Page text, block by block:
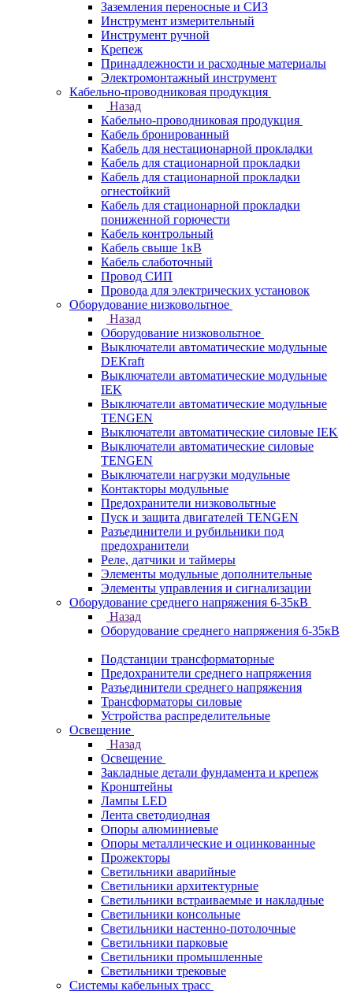
Заземления переносные и СИЗ
Инструмент измерительный
Инструмент ручной
Крепеж
Принадлежности и расходные материалы
Электромонтажный инструмент
Кабельно-проводниковая продукция
Назад
Кабельно-проводниковая продукция
Кабель бронированный
Кабель для нестационарной прокладки
Кабель для стационарной прокладки
Кабель для стационарной прокладки
огнестойкий
Кабель для стационарной прокладки
пониженной горючести
Кабель контрольный
Кабель свыше 1кВ
Кабель слаботочный
Провод СИП
Провода для электрических установок
Оборудование низковольтное
Назад
Оборудование низковольтное
Выключатели автоматические модульные
DEKraft
Выключатели автоматические модульные
IEK
Выключатели автоматические модульные
TENGEN
Выключатели автоматические силовые IEK
Выключатели автоматические силовые
TENGEN
Выключатели нагрузки модульные
Контакторы модульные
Предохранители низковольтные
Пуск и защита двигателей TENGEN
Разъединители и рубильники под
предохранители
Реле, датчики и таймеры
Элементы модульные дополнительные
Элементы управления и сигнализации
Оборудование среднего напряжения 6-35кВ
Назад
Оборудование среднего напряжения 6-35кВ
Подстанции трансформаторные
Предохранители среднего напряжения
Разъединители среднего напряжения
Трансформаторы силовые
Устройства распределительные
Освещение
Назад
Освещение
Закладные детали фундамента и крепеж
Кронштейны
Лампы LED
Лента светодиодная
Опоры алюминиевые
Опоры металлические и оцинкованные
Прожекторы
Светильники аварийные
Светильники архитектурные
Светильники встраиваемые и накладные
Светильники консольные
Светильники настенно-потолочные
Светильники парковые
Светильники промышленные
Светильники трековые
Системы кабельных трасс